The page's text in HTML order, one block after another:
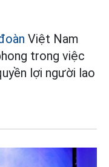
Việt Nam
trong việc
lợi người lao